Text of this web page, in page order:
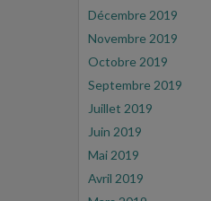
Décembre 2019
Novembre 2019
Octobre 2019
Septembre 2019
Juillet 2019
Juin 2019
Mai 2019
Avril 2019